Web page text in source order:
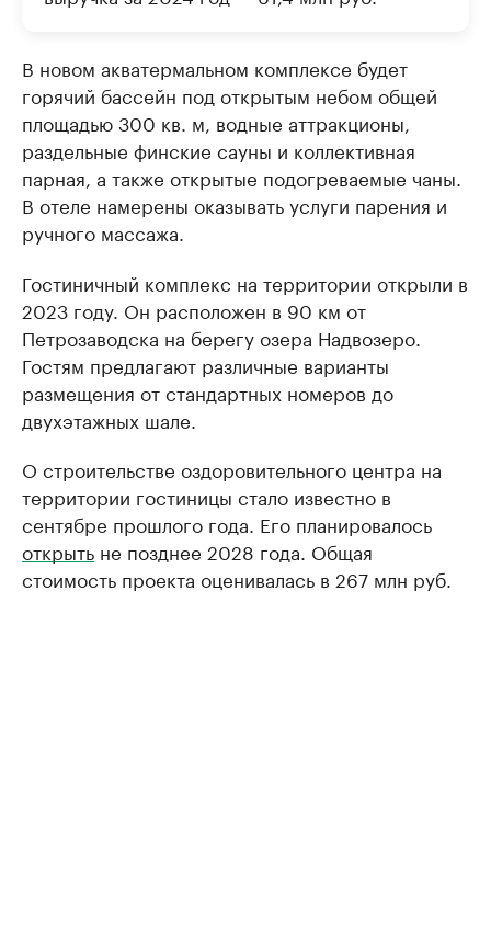
В новом акватермальном комплексе будет
горячий бассейн под открытым небом общей
площадью 300 кв. м, водные аттракционы,
раздельные финские сауны и коллективная
парная, а также открытые подогреваемые чаны.
В отеле намерены оказывать услуги парения и
ручного массажа.
Гостиничный комплекс на территории открыли в
2023 году. Он расположен в 90 км от
Петрозаводска на берегу озера Надвозеро.
Гостям предлагают различные варианты
размещения от стандартных номеров до
двухэтажных шале.
О строительстве оздоровительного центра на
территории гостиницы стало известно в
сентябре прошлого года. Его планировалось
открыть не позднее 2028 года. Общая
стоимость проекта оценивалась в 267 млн руб.